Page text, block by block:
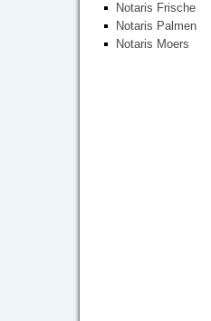
Notaris Frische
Notaris Palmen
Notaris Moers